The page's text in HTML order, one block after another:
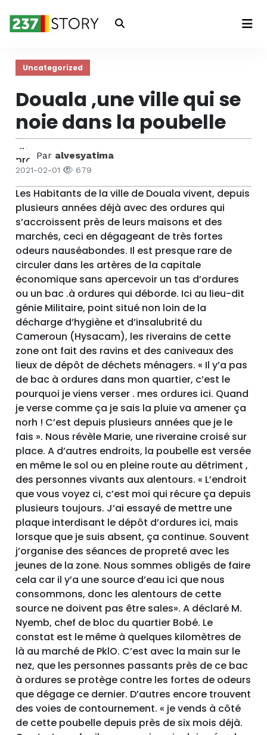
Connexion
Uncategorized
Douala ,une ville qui se
noie dans la poubelle
Par alvesyatima
2021-02-01 679
Les Habitants de la ville de Douala vivent, depuis
plusieurs années déjà avec des ordures qui
s’accroissent près de leurs maisons et des
marchés, ceci en dégageant de très fortes
odeurs nauséabondes. Il est presque rare de
circuler dans les artères de la capitale
économique sans apercevoir un tas d’ordures
ou un bac .à ordures qui déborde. Ici au lieu-dit
génie Militaire, point situé non loin de la
décharge d’hygiène et d’insalubrité du
Cameroun (Hysacam), les riverains de cette
zone ont fait des ravins et des caniveaux des
lieux de dépôt de déchets ménagers. « Il y’a pas
de bac à ordures dans mon quartier, c’est le
pourquoi je viens verser . mes ordures ici. Quand
je verse comme ça je sais la pluie va amener ça
norh ! C’est depuis plusieurs années que je le
fais ». Nous révèle Marie, une riveraine croisé sur
place. A d’autres endroits, la poubelle est versée
en même le sol ou en pleine route au détriment ,
des personnes vivants aux alentours. « L’endroit
que vous voyez ci, c’est moi qui récure ça depuis
plusieurs toujours. J’ai essayé de mettre une
plaque interdisant le dépôt d’ordures ici, mais
lorsque que je suis absent, ça continue. Souvent
j’organise des séances de propreté avec les
jeunes de la zone. Nous sommes obligés de faire
cela car il y’a une source d’eau ici que nous
consommons, donc les alentours de cette
source ne doivent pas être sales». A déclaré M.
Nyemb, chef de bloc du quartier Bobé. Le
constat est le même à quelques kilomètres de
là au marché de PklO. C’est avec la main sur le
nez, que les personnes passants près de ce bac
à ordures se protège contre les fortes de odeurs
que dégage ce dernier. D’autres encore trouvent
des voies de contournement. « je vends à côté
de cette poubelle depuis près de six mois déjà.